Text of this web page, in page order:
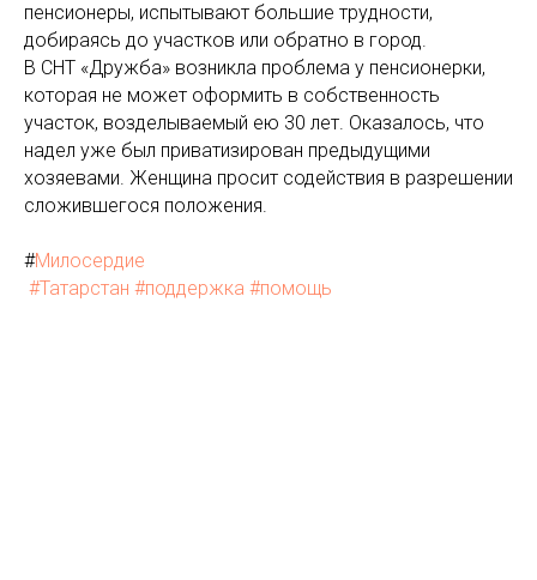
пенсионеры, испытывают большие трудности,
добираясь до участков или обратно в город.
В СНТ «Дружба» возникла проблема у пенсионерки,
которая не может оформить в собственность
участок, возделываемый ею 30 лет. Оказалось, что
надел уже был приватизирован предыдущими
хозяевами. Женщина просит содействия в разрешении
сложившегося положения.
#Милосердие
#Татарстан #поддержка #помощь